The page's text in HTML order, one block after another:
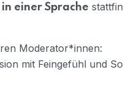
einer Sprache
Moderator*innen:
mit Feingefühl und